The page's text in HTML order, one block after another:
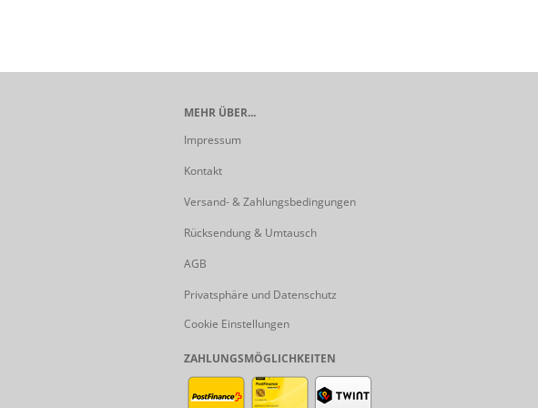
MEHR ÜBER...
Impressum
Kontakt
Versand- & Zahlungsbedingungen
Rücksendung & Umtausch
AGB
Privatsphäre und Datenschutz
Cookie Einstellungen
ZAHLUNGSMÖGLICHKEITEN